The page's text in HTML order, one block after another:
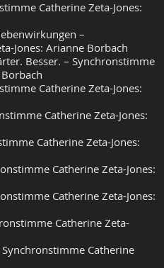
Catherine Zeta-Jones:
–
Jones: Arianne Borbach
Besser. – Synchronstimme
Catherine Zeta-Jones:
Catherine Zeta-Jones:
Catherine Zeta-Jones:
Catherine Zeta-Jones:
Catherine Zeta-Jones:
Catherine Zeta-
Catherine